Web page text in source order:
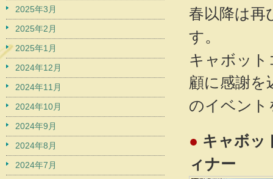
春以降は再
す。
キャボット
顧に感謝
のイベント
● キャボッ
ィナー
2025年3月
2025年2月
2025年1月
2024年12月
2024年11月
2024年10月
2024年9月
2024年8月
2024年7月